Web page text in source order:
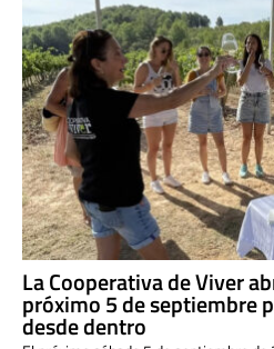
La Cooperativa de Viver
próximo 5 de septiembre
desde dentro